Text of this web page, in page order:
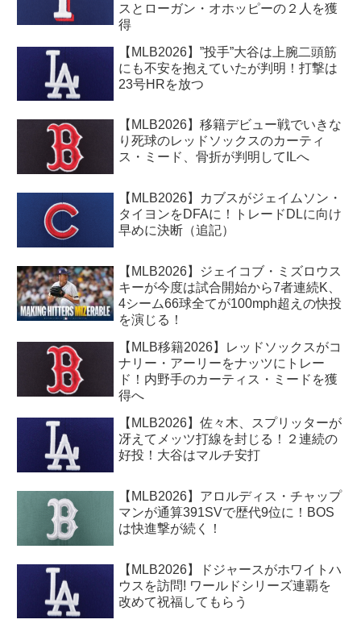
スとローガン・オホッピーの２人を獲
得
【MLB2026】”投手”大谷は上腕二頭筋
にも不安を抱えていたが判明！打撃は
23号HRを放つ
【MLB2026】移籍デビュー戦でいきな
り死球のレッドソックスのカーティ
ス・ミード、骨折が判明してILへ
【MLB2026】カブスがジェイムソン・
タイヨンをDFAに！トレードDLに向け
早めに決断（追記）
【MLB2026】ジェイコブ・ミズロウス
キーが今度は試合開始から7者連続K、
4シーム66球全てが100mph超えの快投
を演じる！
【MLB移籍2026】レッドソックスがコ
ナリー・アーリーをナッツにトレー
ド！内野手のカーティス・ミードを獲
得へ
【MLB2026】佐々木、スプリッターが
冴えてメッツ打線を封じる！２連続の
好投！大谷はマルチ安打
【MLB2026】アロルディス・チャップ
マンが通算391SVで歴代9位に！BOS
は快進撃が続く！
【MLB2026】ドジャースがホワイトハ
ウスを訪問! ワールドシリーズ連覇を
改めて祝福してもらう